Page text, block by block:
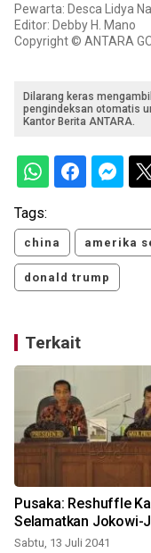
Pewarta: Desca Lidya
Editor: Debby H. Mano
Copyright © ANTARA
Dilarang keras
pengindeksan otomatis
Kantor Berita ANTARA.
Tags:
china amerika
donald trump
Terkait
Pusaka: Reshuffle
Selamatkan Jokowi-
Sabtu, 13 Juli 2041